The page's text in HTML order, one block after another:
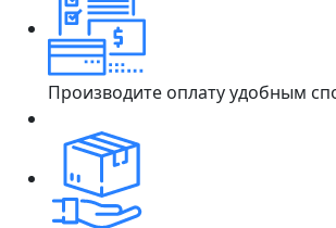
Производите оплату удобным